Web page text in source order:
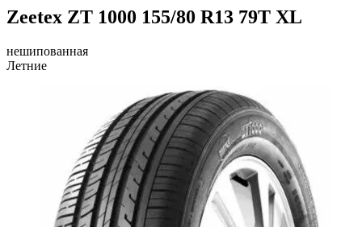
Zeetex ZT 1000 155/80 R13 79T XL
нешипованная
Летние